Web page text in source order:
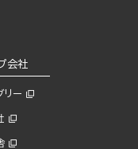
会社
リー